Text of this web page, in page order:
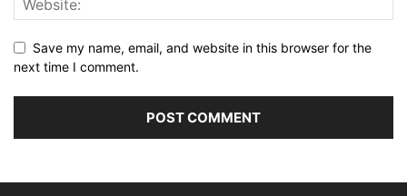
Save my name, email, and website in this browser for the
next time I comment.